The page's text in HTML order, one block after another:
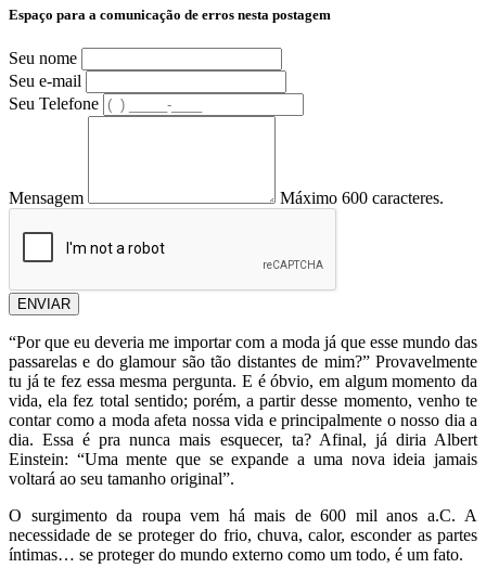
Espaço para a comunicação de erros nesta postagem
Seu nome
Seu e-mail
Seu Telefone
Mensagem Máximo 600 caracteres.
ENVIAR
“Por que eu deveria me importar com a moda já que esse mundo das
passarelas e do glamour são tão distantes de mim?” Provavelmente
tu já te fez essa mesma pergunta. E é óbvio, em algum momento da
vida, ela fez total sentido; porém, a partir desse momento, venho te
contar como a moda afeta nossa vida e principalmente o nosso dia a
dia. Essa é pra nunca mais esquecer, ta? Afinal, já diria Albert
Einstein: “Uma mente que se expande a uma nova ideia jamais
voltará ao seu tamanho original”.
O surgimento da roupa vem há mais de 600 mil anos a.C. A
necessidade de se proteger do frio, chuva, calor, esconder as partes
íntimas… se proteger do mundo externo como um todo, é um fato.